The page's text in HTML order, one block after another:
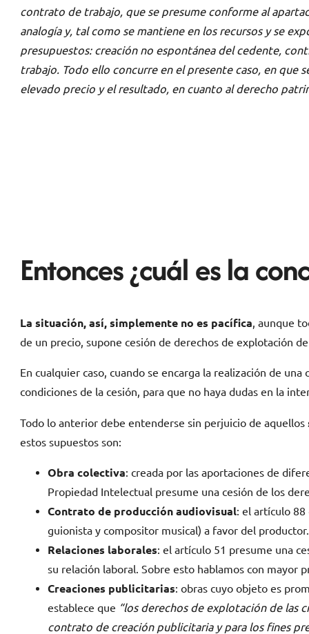
contrato de trabajo, que se presume conforme al
analogía y, tal como se mantiene en los recursos y se
presupuestos: creación no espontánea del cedente,
trabajo. Todo ello concurre en el presente caso, en que
elevado precio y el resultado, en cuanto al derecho
Entonces ¿cuál es la
La situación, así, simplemente no es pacífica, aunque
de un precio, supone cesión de derechos de explotación
En cualquier caso, cuando se encarga la realización de
condiciones de la cesión, para que no haya dudas en la
Todo lo anterior debe entenderse sin perjuicio de aquellos
estos supuestos son:
Obra colectiva: creada por las aportaciones de
Propiedad Intelectual presume una cesión de los
Contrato de producción audiovisual: el artículo 88
guionista y compositor musical) a favor del productor.
Relaciones laborales: el artículo 51 presume una
su relación laboral. Sobre esto hablamos con mayor
Creaciones publicitarias: obras cuyo objeto es
establece que “los derechos de explotación de las
contrato de creación publicitaria y para los fines